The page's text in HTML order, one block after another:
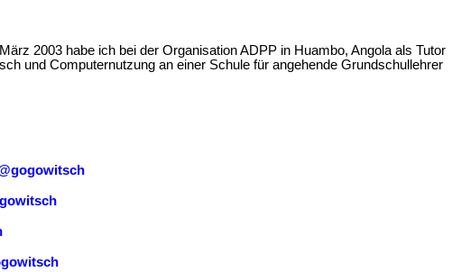
2003 habe ich bei der Organisation ADPP in Huambo, Angola als Tutor
und Computernutzung an einer Schule für angehende Grundschullehrer